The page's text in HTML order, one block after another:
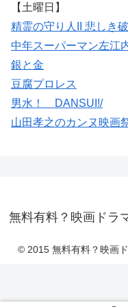
【土曜日】
精霊の守り人II 悲しき
中年スーパーマン左江
銀と金
豆腐プロレス
男水！ DANSUI!/
山田孝之のカンヌ映画
無料有料？映画ドラ
© 2015 無料有料？映画